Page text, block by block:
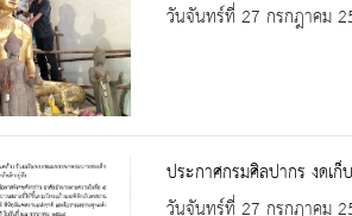
วันจันทร์ที่ 27 กรกฎาคม
ประกาศกรมศิลปากร งดเ